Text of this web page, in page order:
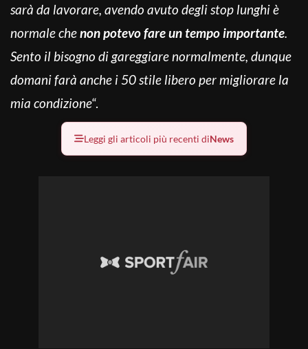
sarà da lavorare, avendo avuto degli stop lunghi è
normale chenon potevo fare un tempo importante.
Sento il bisogno di gareggiare normalmente, dunque
domani farà anche i 50 stile libero per migliorare la
mia condizione“.
Leggi gli articoli più recenti diNews